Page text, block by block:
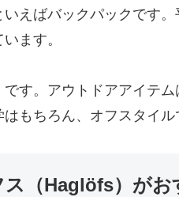
えばバックパックです
ます。
す。アウトドアアイテ
もちろん、オフスタイ
（Haglöfs）がお